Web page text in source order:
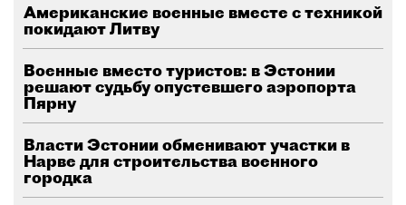
Американские военные вместе с техникой
покидают Литву
Военные вместо туристов: в Эстонии
решают судьбу опустевшего аэропорта
Пярну
Власти Эстонии обменивают участки в
Нарве для строительства военного
городка